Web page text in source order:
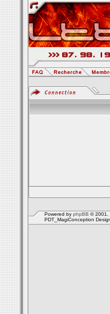
Powered by phpBB © 2001,
PDT_MagiConception